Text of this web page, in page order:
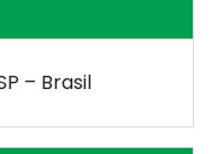
– Brasil